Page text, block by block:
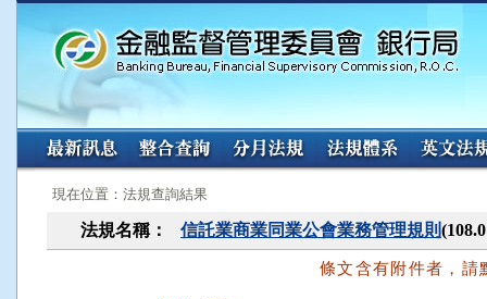
:::
現在位置：法規查詢結果
法規名稱： 信託業商業同業公會業務管理規則
條文含有附件者，請